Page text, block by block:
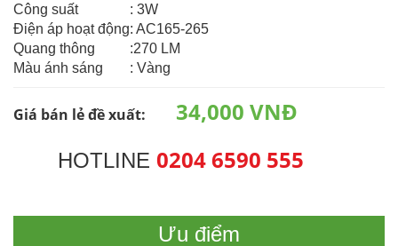
Công suất
: 3W
Điện áp hoạt động: AC165-265
Quang thông
:270 LM
Màu ánh sáng
: Vàng
Giá bán lẻ đề xuất: 34,000 VNĐ
HOTLINE 0204 6590 555
Ưu điểm